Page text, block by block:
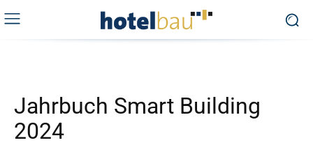
Jahrbuch Smart Building
2024